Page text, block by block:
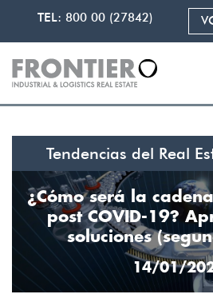
TEL: 800 00 (27842)
Tendencias del Real
¿Cómo será la
post COVID-19?
soluciones
14/01/